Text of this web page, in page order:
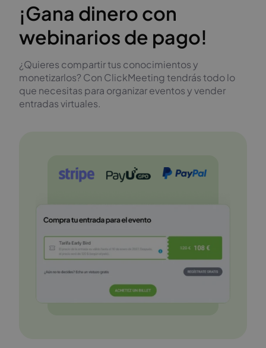
¡Gana dinero con
webinarios de pago!
¿Quieres compartir tus conocimientos y
monetizarlos? Con ClickMeeting tendrás todo lo
que necesitas para organizar eventos y vender
entradas virtuales.